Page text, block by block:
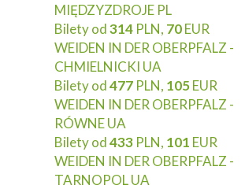
MIĘDZYZDROJE PL
Bilety od314 PLN, 70EUR
WEIDEN IN DER OBERPFALZ -
CHMIELNICKI UA
Bilety od477 PLN, 105EUR
WEIDEN IN DER OBERPFALZ -
RÓWNE UA
Bilety od433 PLN, 101 EUR
WEIDEN IN DER OBERPFALZ -
TARNOPOL UA